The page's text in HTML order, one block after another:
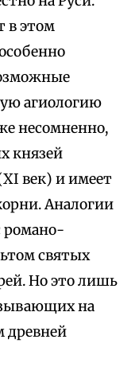
в этом
агиологию
несомненно,
князей
век) и имеет
Аналогии
романо-
святых
Но это лишь
на
древней